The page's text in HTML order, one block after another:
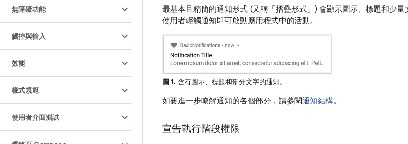
無障礙功能
觸控與輸入
效能
樣式規範
使用者介面測試
最基本且精簡的通知形式 (又稱「摺疊形式」 ) 會顯示圖示、標題和少
使用者輕觸通知即可啟動應用程式中的活動。
圖 1. 含有圖示、標題和部分文字的通知。
如要進一步瞭解通知的各個部分，請參閱通知結構。
宣告執行階段權限